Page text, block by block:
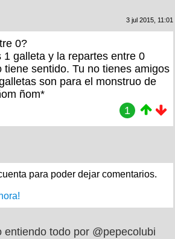
3 jul 2015, 11:01
0?
1 galleta y la repartes entre 0
tiene sentido. Tu no tienes amigos
son para el monstruo de
ñom*
1
para poder dejar comentarios.
entiendo todo por @pepecolubi